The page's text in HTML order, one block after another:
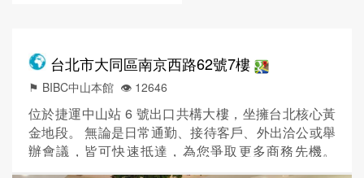
台北市大同區南京西路62號7樓
⚑ BIBC中山本館 👁️‍ 12646
位於捷運中山站 6 號出口共構大樓，坐擁台北核心黃
金地段。 無論是日常通勤、接待客戶、外出洽公或舉
辦會議，皆可快速抵達，為您爭取更多商務先機。